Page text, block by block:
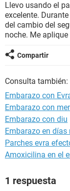
BIENESTAR
SEXUALIDAD
GLOSARIO
Llevo usando el
excelente.
del cambio del
noche. Me
Compartir
Consulta también:
Embarazo con
Embarazo con
Embarazo con diu
Embarazo en días
Parches evra
Amoxicilina en el
1 respuesta